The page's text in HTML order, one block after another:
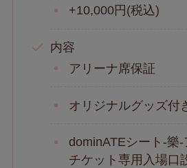
+10,000円(税込)
内容
アリーナ席保証
オリジナルグッズ付
dominATEシート-樂
チケット専用入場口